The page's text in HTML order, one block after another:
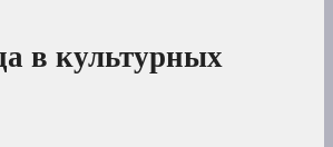
в культурных